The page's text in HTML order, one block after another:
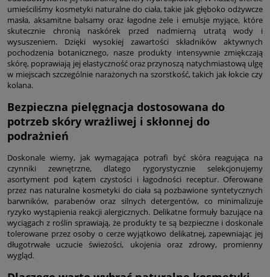
umieściliśmy kosmetyki naturalne do ciała, takie jak głęboko odżywcze
masła, aksamitne balsamy oraz łagodne żele i emulsje myjące, które
skutecznie chronią naskórek przed nadmierną utratą wody i
wysuszeniem. Dzięki wysokiej zawartości składników aktywnych
pochodzenia botanicznego, nasze produkty intensywnie zmiękczają
skórę, poprawiają jej elastyczność oraz przynoszą natychmiastową ulgę
w miejscach szczególnie narażonych na szorstkość, takich jak łokcie czy
kolana.
Bezpieczna pielęgnacja dostosowana do
potrzeb skóry wrażliwej i skłonnej do
podrażnień
Doskonale wiemy, jak wymagająca potrafi być skóra reagująca na
czynniki zewnętrzne, dlatego rygorystycznie selekcjonujemy
asortyment pod kątem czystości i łagodności receptur. Oferowane
przez nas naturalne kosmetyki do ciała są pozbawione syntetycznych
barwników, parabenów oraz silnych detergentów, co minimalizuje
ryzyko wystąpienia reakcji alergicznych. Delikatne formuły bazujące na
wyciągach z roślin sprawiają, że produkty te są bezpieczne i doskonale
tolerowane przez osoby o cerze wyjątkowo delikatnej, zapewniając jej
długotrwałe uczucie świeżości, ukojenia oraz zdrowy, promienny
wygląd.